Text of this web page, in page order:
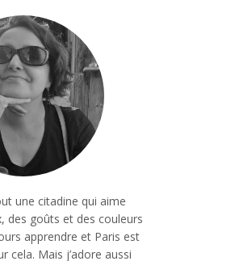
une citadine qui aime
des goûts et des couleurs
apprendre et Paris est
cela. Mais j’adore aussi